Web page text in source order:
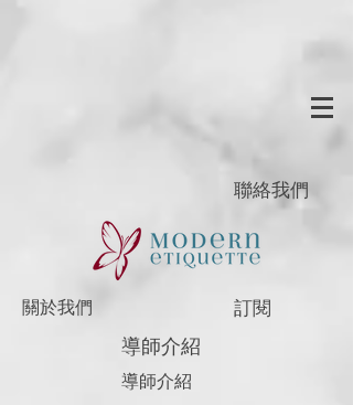
聯絡我們
關於我們 訂閱
導師介紹
導師介紹